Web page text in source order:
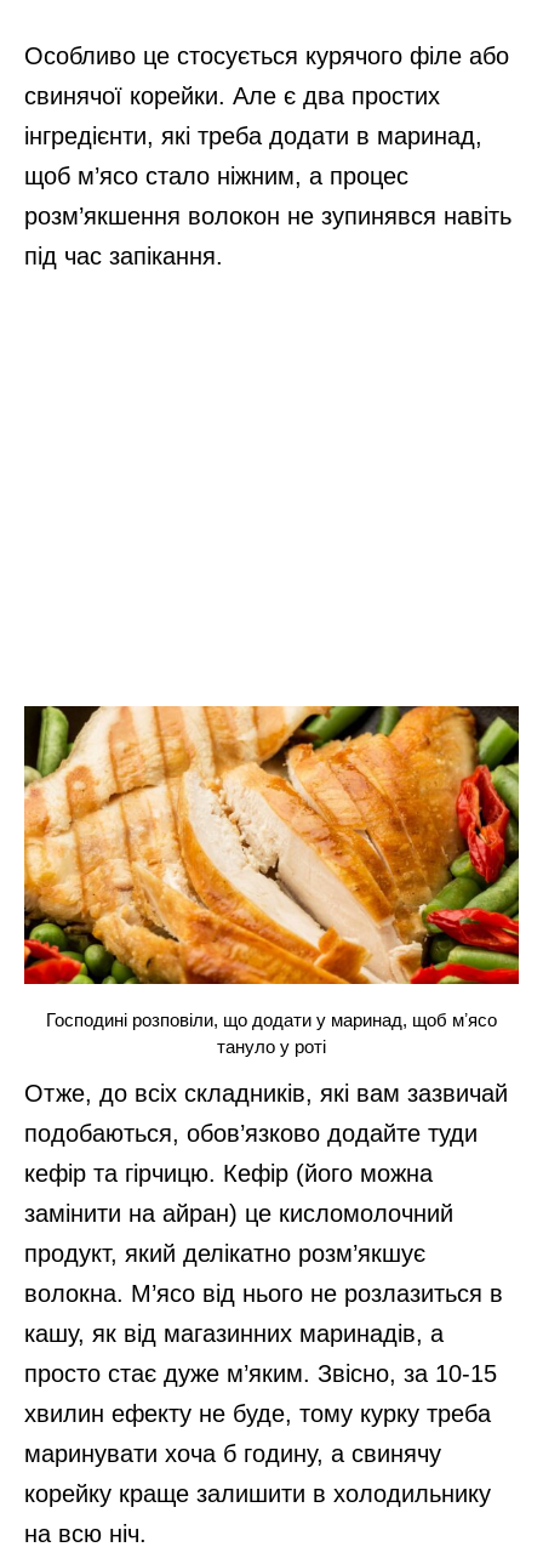
Особливо це стосується курячого філе або
свинячої корейки. Але є два простих
інгредієнти, які треба додати в маринад,
щоб м’ясо стало ніжним, а процес
розм’якшення волокон не зупинявся навіть
під час запікання.
Господині розповіли, що додати у маринад, щоб мʼясо
тануло у роті
Отже, до всіх складників, які вам зазвичай
подобаються, обов’язково додайте туди
кефір та гірчицю. Кефір (його можна
замінити на айран) це кисломолочний
продукт, який делікатно розм’якшує
волокна. М’ясо від нього не розлазиться в
кашу, як від магазинних маринадів, а
просто стає дуже м’яким. Звісно, за 10-15
хвилин ефекту не буде, тому курку треба
маринувати хоча б годину, а свинячу
корейку краще залишити в холодильнику
на всю ніч.